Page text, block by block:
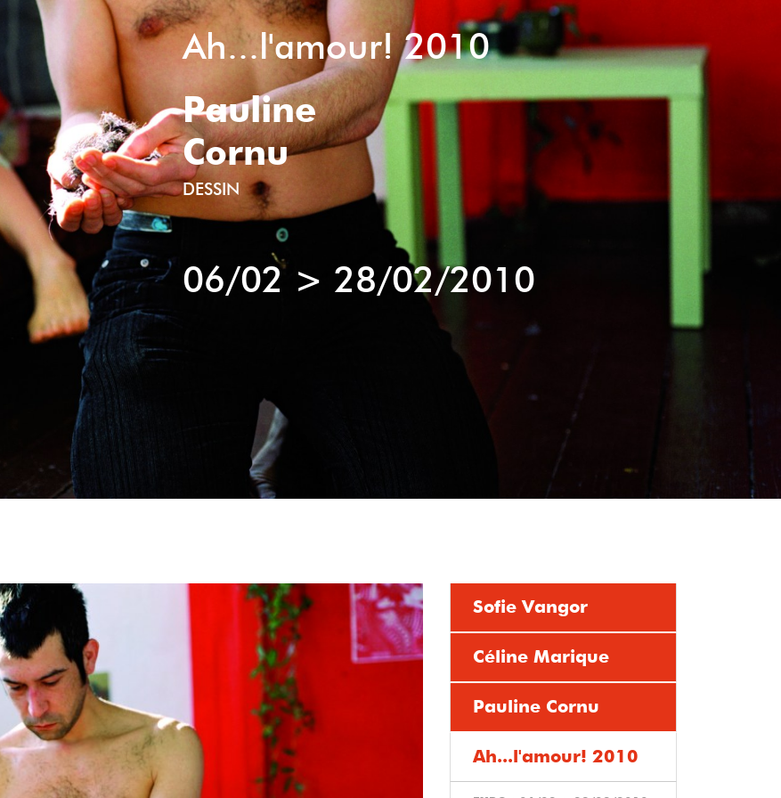
Ah...l'amour! 2010
Pauline
Cornu
DESSIN
06/02 > 28/02/2010
Sofie Vangor
Céline Marique
Pauline Cornu
Ah...l'amour! 2010